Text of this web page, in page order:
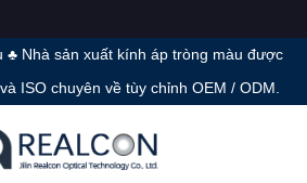
♣ Nhà sản xuất kính áp tròng màu được
ISO chuyên về tùy chỉnh OEM / ODM.